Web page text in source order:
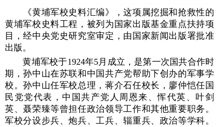
《黄埔军校史料汇编》，这项属挖掘和抢救性的
黄埔军校史料工程，被列为国家出版基金重点扶持项
目，经中央党史研究室审定，由国家新闻出版署批准
出版。
黄埔军校于1924年5月成立，是第一次国共合作时
期，孙中山在苏联和中国共产党帮助下创办的军事学
校。孙中山任军校总理，蒋介石任校长，廖仲恺任国
民党党代表，中国共产党人周恩来、恽代英、叶剑
英、聂荣臻等曾担任政治领导工作和其他重要职务。
军校分设步兵、炮兵、工兵、辎重兵、政治等学科。